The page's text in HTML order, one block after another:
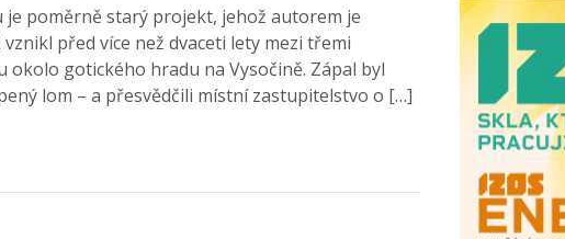
je poměrně starý projekt, jehož autorem je
před více než dvaceti lety mezi třemi
gotického hradu na Vysočině. Zápal byl
lom – a přesvědčili místní zastupitelstvo o […]